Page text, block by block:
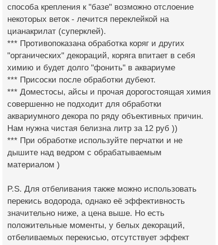
способа крепления к "базе" возможно отслоение
некоторых веток - лечится переклейкой на
цианакрилат (суперклей).
*** Противопоказана обработка коряг и других
"органических" декораций, коряга впитает в себя
химию и будет долго "фонить" в аквариуме
*** Присоски после обработки дубеют.
*** Доместосы, айсы и прочая дорогостоящая химия
совершенно не подходит для обработки
аквариумного декора по ряду объективных причин.
Нам нужна чистая белизна литр за 12 руб ))
*** При обработке используйте перчатки и не
дышите над ведром с обрабатываемым
материалом )
P.S. Для отбеливания также можно использовать
перекись водорода, однако её эффективность
значительно ниже, а цена выше. Но есть
положительные моменты, у белых декораций,
отбеливаемых перекисью, отсутствует эффект